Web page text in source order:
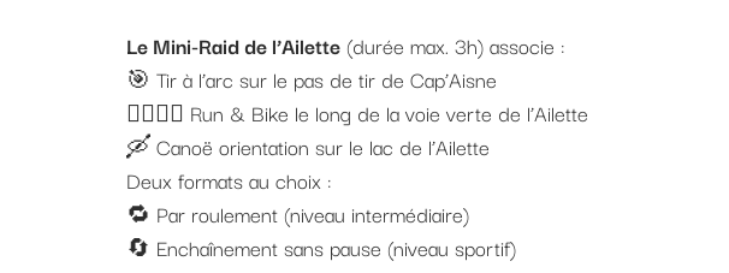
Le Mini-Raid de l’Ailette (durée max. 3h) associe :
🎯 Tir à l’arc sur le pas de tir de Cap’Aisne
🏃‍♀️🚴‍♂️ Run & Bike le long de la voie verte de l’Ailette
🛶 Canoë orientation sur le lac de l’Ailette
Deux formats au choix :
🔁 Par roulement (niveau intermédiaire)
🔄 Enchaînement sans pause (niveau sportif)